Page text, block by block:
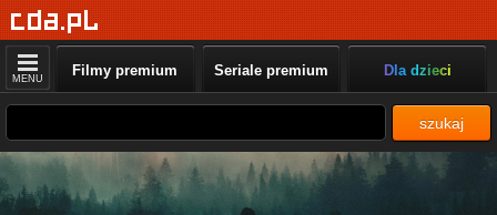
MENU Filmy premium Seriale premium Dla dzieci
szukaj